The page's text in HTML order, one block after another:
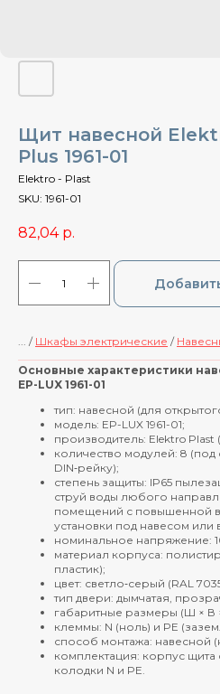
Щит навесной
Plus 1961-01
Elektro - Plast
SKU: 1961-01
82,04 р.
... / Шкафы электрические /
Основные характеристики
EP-LUX 1961-01
тип: навесной (для
модель: EP-LUX 1961-01;
производитель: Elektro Plast
количество модулей: 8 (под
DIN‑рейку);
степень защиты: IP65
струй воды любого
помещений с повышенной
установки под навесом или
номинальное напряжение:
материал корпуса:
пластик);
цвет: светло‑серый (RAL
тип двери: дымчатая,
габаритные размеры (Ш × В ×
клеммы: N (ноль) и PE
способ монтажа: навесной
комплектация: корпус
колодки N и PE.